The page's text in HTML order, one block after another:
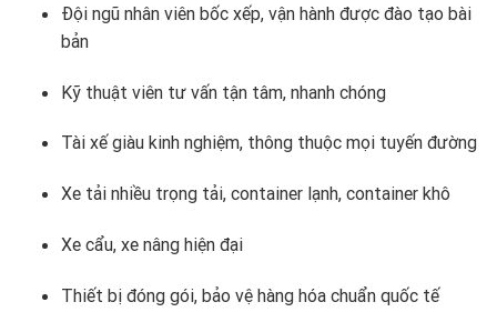
Đội ngũ nhân viên bốc xếp, vận hành được đào tạo bài
bản
Kỹ thuật viên tư vấn tận tâm, nhanh chóng
Tài xế giàu kinh nghiệm, thông thuộc mọi tuyến đường
Xe tải nhiều trọng tải, container lạnh, container khô
Xe cẩu, xe nâng hiện đại
Thiết bị đóng gói, bảo vệ hàng hóa chuẩn quốc tế